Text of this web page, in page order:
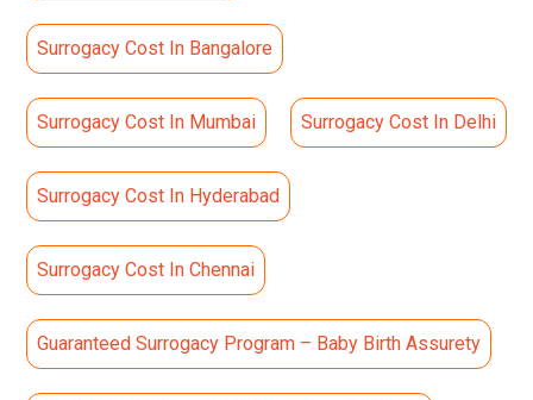
Surrogacy Cost In Bangalore
Surrogacy Cost In Mumbai Surrogacy Cost In Delhi
Surrogacy Cost In Hyderabad
Surrogacy Cost In Chennai
Guaranteed Surrogacy Program – Baby Birth Assurety